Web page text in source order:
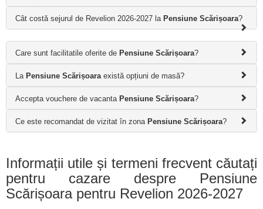
Cât costă sejurul de Revelion 2026-2027 la Pensiune Scărișoara?
Care sunt facilitatile oferite de Pensiune Scărișoara?
La Pensiune Scărișoaraexistă opțiuni de masă?
Accepta vouchere de vacanta Pensiune Scărișoara?
Ce este recomandat de vizitat în zona Pensiune Scărișoara?
Informații utile și termeni frecvent căutați
pentru cazare despre Pensiune
Scărișoara pentru Revelion 2026-2027